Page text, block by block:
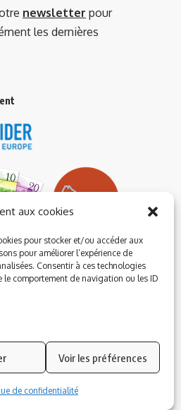
aux cookies
pour stocker et/ou accéder aux
pour améliorer l’expérience de
Consentir à ces technologies
comportement de navigation ou les ID
Voir les préférences
de confidentialité
newsletter pour
les dernières
Suivez-nous